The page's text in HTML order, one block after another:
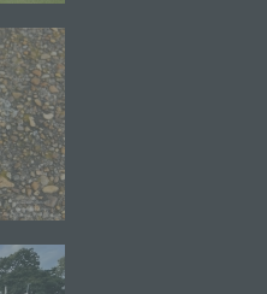
ist die Markierung
Daten mit dem
einzuschränken.
Daten, die darin
persönliche
Person